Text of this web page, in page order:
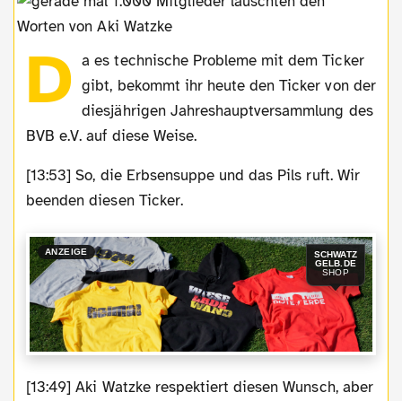
D a es technische Probleme mit dem Ticker
gibt, bekommt ihr heute den Ticker von der
diesjährigen Jahreshauptversammlung des
BVB e.V. auf diese Weise.
[13:53] So, die Erbsensuppe und das Pils ruft. Wir
beenden diesen Ticker.
ANZEIGE
SCHWATZ
GELB.DE
SHOP
[13:49] Aki Watzke respektiert diesen Wunsch, aber